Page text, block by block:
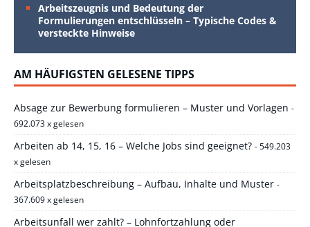
Arbeitszeugnis und Bedeutung der
Formulierungen entschlüsseln – Typische Codes &
versteckte Hinweise
AM HÄUFIGSTEN GELESENE TIPPS
Absage zur Bewerbung formulieren – Muster und Vorlagen -
692.073 x gelesen
Arbeiten ab 14, 15, 16 – Welche Jobs sind geeignet? - 549.203
x gelesen
Arbeitsplatzbeschreibung – Aufbau, Inhalte und Muster -
367.609 x gelesen
Arbeitsunfall wer zahlt? – Lohnfortzahlung oder